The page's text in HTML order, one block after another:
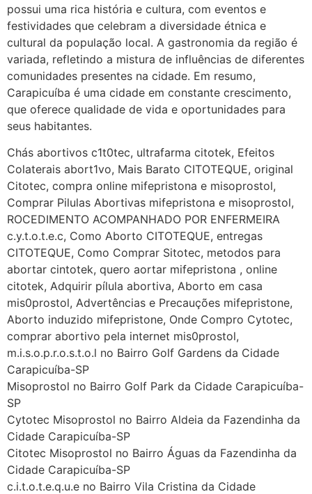
possui uma rica história e cultura, com eventos e
festividades que celebram a diversidade étnica e
cultural da população local. A gastronomia da região é
variada, refletindo a mistura de influências de diferentes
comunidades presentes na cidade. Em resumo,
Carapicuíba é uma cidade em constante crescimento,
que oferece qualidade de vida e oportunidades para
seus habitantes.
Chás abortivos c1t0tec, ultrafarma citotek, Efeitos
Colaterais abort1vo, Mais Barato CITOTEQUE, original
Citotec, compra online mifepristona e misoprostol,
Comprar Pilulas Abortivas mifepristona e misoprostol,
ROCEDIMENTO ACOMPANHADO POR ENFERMEIRA
c.y.t.o.t.e.c, Como Aborto CITOTEQUE, entregas
CITOTEQUE, Como Comprar Sitotec, metodos para
abortar cintotek, quero aortar mifepristona , online
citotek, Adquirir pílula abortiva, Aborto em casa
mis0prostol, Advertências e Precauções mifepristone,
Aborto induzido mifepristone, Onde Compro Cytotec,
comprar abortivo pela internet mis0prostol,
m.i.s.o.p.r.o.s.t.o.l no Bairro Golf Gardens da Cidade
Carapicuíba-SP
Misoprostol no Bairro Golf Park da Cidade Carapicuíba-
SP
Cytotec Misoprostol no Bairro Aldeia da Fazendinha da
Cidade Carapicuíba-SP
Citotec Misoprostol no Bairro Águas da Fazendinha da
Cidade Carapicuíba-SP
c.i.t.o.t.e.q.u.e no Bairro Vila Cristina da Cidade